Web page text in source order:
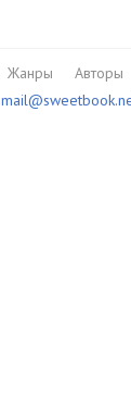
Жанры Авторы